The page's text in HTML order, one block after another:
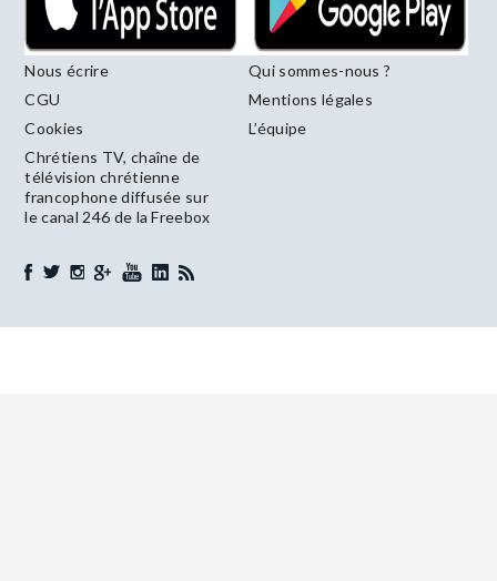
Nous écrire
Qui sommes-nous ?
CGU
Mentions légales
Cookies
L’équipe
Chrétiens TV, chaîne de
télévision chrétienne
francophone diffusée sur
le canal 246 de la Freebox